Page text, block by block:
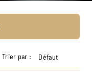
Trier par : Défaut